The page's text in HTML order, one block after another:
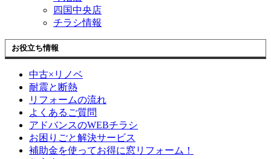
四国中央店
チラシ情報
お役立ち情報
中古×リノベ
耐震と断熱
リフォームの流れ
よくあるご質問
アドバンスのWEBチラシ
お困りごと解決サービス
補助金を使ってお得に窓リフォーム！